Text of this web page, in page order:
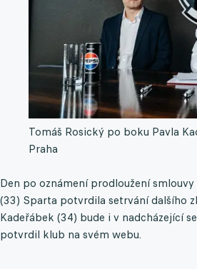
Tomáš Rosický po boku Pavla
Praha
Den po oznámení prodloužení smlouvy
(33) Sparta potvrdila setrvání dalšího
Kadeřábek (34) bude i v nadcházející
potvrdil klub na svém webu.